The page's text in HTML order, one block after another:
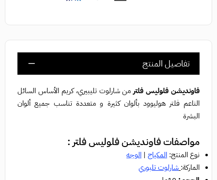
تفاصيل المنتج
فاونديشن فلوليس فلتر من شارلوت تليبيري، كريم الأساس السائل
الناعم فلتر هوليوود بألوان كثيرة و متعددة تناسب جميع ألوان
البشرة
مواصفات فاونديشن فلوليس فلتر :
نوع المنتج: المكياج | الوجه
الماركة: شارلوت تلبوري